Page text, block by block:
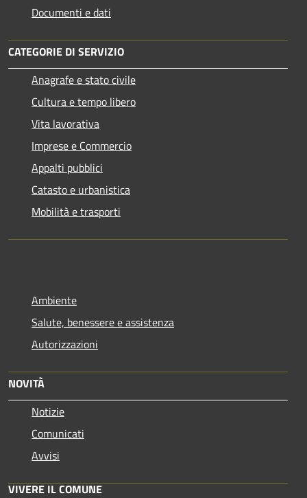
Documenti e dati
CATEGORIE DI SERVIZIO
Anagrafe e stato civile
Cultura e tempo libero
Vita lavorativa
Imprese e Commercio
Appalti pubblici
Catasto e urbanistica
Mobilità e trasporti
Ambiente
Salute, benessere e assistenza
Autorizzazioni
NOVITÀ
Notizie
Comunicati
Avvisi
VIVERE IL COMUNE